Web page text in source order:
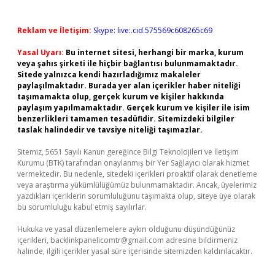
Reklam ve İletişim: Skype: live:.cid.575569c608265c69
Yasal Uyarı: Bu internet sitesi, herhangi bir marka, kurum
veya şahıs şirketi ile hiçbir bağlantısı bulunmamaktadır.
Sitede yalnızca kendi hazırladığımız makaleler
paylaşılmaktadır. Burada yer alan içerikler haber niteliği
taşımamakta olup, gerçek kurum ve kişiler hakkında
paylaşım yapılmamaktadır. Gerçek kurum ve kişiler ile isim
benzerlikleri tamamen tesadüfidir. Sitemizdeki bilgiler
taslak halindedir ve tavsiye niteliği taşımazlar.
Sitemiz, 5651 Sayılı Kanun gereğince Bilgi Teknolojileri ve İletişim
Kurumu (BTK) tarafından onaylanmış bir Yer Sağlayıcı olarak hizmet
vermektedir. Bu nedenle, sitedeki içerikleri proaktif olarak denetleme
veya araştırma yükümlülüğümüz bulunmamaktadır. Ancak, üyelerimiz
yazdıkları içeriklerin sorumluluğunu taşımakta olup, siteye üye olarak
bu sorumluluğu kabul etmiş sayılırlar.
Hukuka ve yasal düzenlemelere aykırı olduğunu düşündüğünüz
içerikleri, backlinkpanelicomtr@gmail.com adresine bildirmeniz
halinde, ilgili içerikler yasal süre içerisinde sitemizden kaldırılacaktır.